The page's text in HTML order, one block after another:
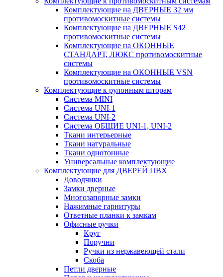
Комплектующие на ДВЕРНЫЕ 32 мм
противомоскитные системы
Комплектующие на ДВЕРНЫЕ S42
противомоскитные системы
Комплектующие на ОКОННЫЕ
СТАНДАРТ, ЛЮКС противомоскитные
системы
Комплектующие на ОКОННЫЕ VSN
противомоскитные системы
Комплектующие к рулонным шторам
Система MINI
Система UNI-1
Система UNI-2
Система ОБЩИЕ UNI-1, UNI-2
Ткани интерьерные
Ткани натуральные
Ткани однотонные
Универсальные комплектующие
Комплектующие для ДВЕРЕЙ ПВХ
Доводчики
Замки дверные
Многозапорные замки
Нажимные гарнитуры
Ответные планки к замкам
Офисные ручки
Круг
Поручни
Ручки из нержавеющей стали
Скоба
Петли дверные